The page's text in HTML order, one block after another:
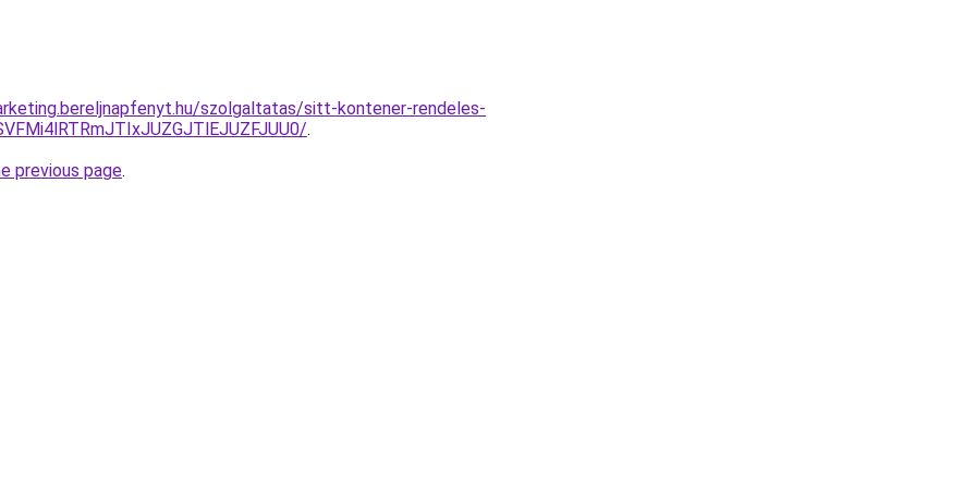
szolgaltatas/sitt-kontener-rendeles-
.
previous page.